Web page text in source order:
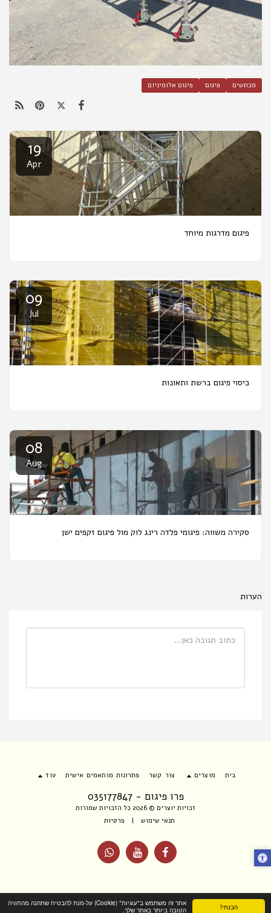
הבנתי!
אתר זה משתמש ב"עוגיות" (Cookie) על-מנת להבטיח שתהנה מהחוויה
הטובה ביותר באתר שלך.
מכתשים פיגום פיגום אלומיניום
19
Apr
פיגום מדרגות מיוחד
09
Jul
כיסוי פיגום ברשת ותאונות
08
Aug
סקירה משווה: פיגומי פלדה רינג לוק מול פיגום זקפים ישן
הערות
פרו פיגום - 035177847
זכויות יוצרים © 2026 כל הזכויות שמורות
תנאי שימוש | פרטיות
בית מוצרים צור קשר פתרונות מותאמים אישית עוד